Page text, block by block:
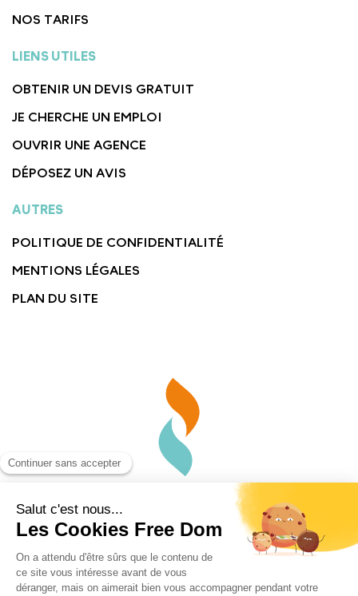
NOS TARIFS
LIENS UTILES
OBTENIR UN DEVIS GRATUIT
JE CHERCHE UN EMPLOI
OUVRIR UNE AGENCE
DÉPOSEZ UN AVIS
AUTRES
POLITIQUE DE CONFIDENTIALITÉ
MENTIONS LÉGALES
PLAN DU SITE